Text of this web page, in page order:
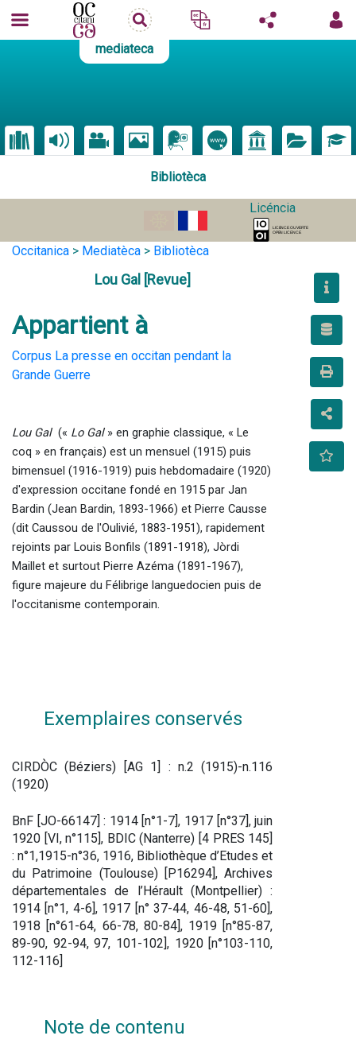
mediateca
Bibliotèca
Licéncia
Occitanica > Mediatèca > Bibliotèca
Lou Gal [Revue]
Appartient à
Corpus La presse en occitan pendant la
Grande Guerre
Lou Gal (« Lo Gal » en graphie classique, « Le
coq » en français) est un mensuel (1915) puis
bimensuel (1916-1919) puis hebdomadaire (1920)
d'expression occitane fondé en 1915 par Jan
Bardin (Jean Bardin, 1893-1966) et Pierre Causse
(dit Caussou de l'Oulivié, 1883-1951), rapidement
rejoints par Louis Bonfils (1891-1918), Jòrdi
Maillet et surtout Pierre Azéma (1891-1967),
figure majeure du Félibrige languedocien puis de
l'occitanisme contemporain.
Exemplaires conservés
CIRDÒC (Béziers) [AG 1] : n.2 (1915)-n.116
(1920)
BnF [JO-66147] : 1914 [n°1-7], 1917 [n°37], juin
1920 [VI, n°115], BDIC (Nanterre) [4 PRES 145]
: n°1,1915-n°36, 1916, Bibliothèque d’Etudes et
du Patrimoine (Toulouse) [P16294], Archives
départementales de l’Hérault (Montpellier) :
1914 [n°1, 4-6], 1917 [n° 37-44, 46-48, 51-60],
1918 [n°61-64, 66-78, 80-84], 1919 [n°85-87,
89-90, 92-94, 97, 101-102], 1920 [n°103-110,
112-116]
Note de contenu